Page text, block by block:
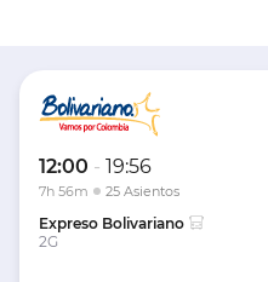
12:00 - 19:56
7h 56m 25 Asientos
Expreso Bolivariano
2G